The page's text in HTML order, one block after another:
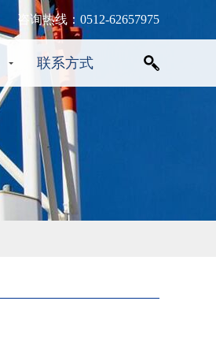
咨询热线：0512-62657975
联系方式